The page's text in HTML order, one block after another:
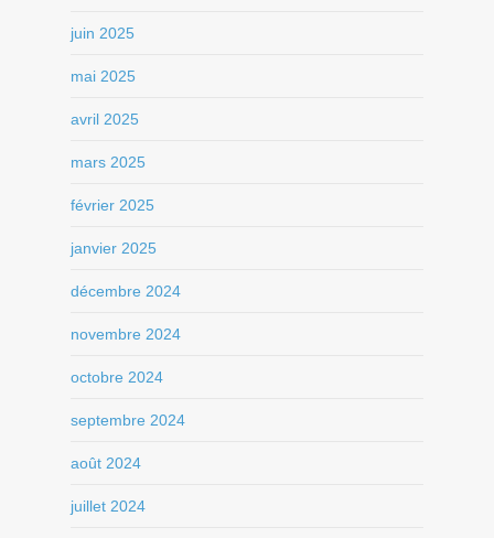
juin 2025
mai 2025
avril 2025
mars 2025
février 2025
janvier 2025
décembre 2024
novembre 2024
octobre 2024
septembre 2024
août 2024
juillet 2024